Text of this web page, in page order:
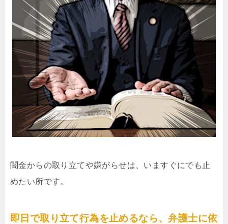
闇金からの取り立てや嫌がらせは、いますぐにでも止
めたい所です。
即日で取り立て行為を止めるなら、弁護士に依